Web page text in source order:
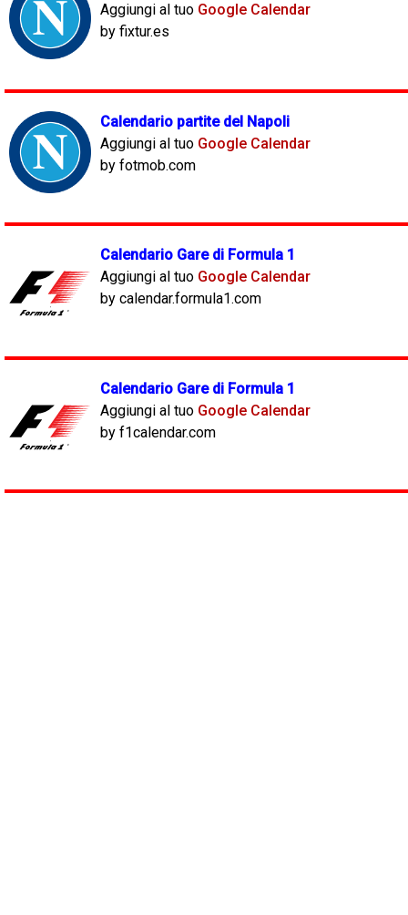
Aggiungi al tuo Google Calendar
by fixtur.es
Calendario partite del Napoli
Aggiungi al tuo Google Calendar
by fotmob.com
Calendario Gare di Formula 1
Aggiungi al tuo Google Calendar
by calendar.formula1.com
Calendario Gare di Formula 1
Aggiungi al tuo Google Calendar
by f1calendar.com